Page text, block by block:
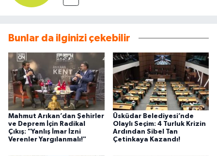
Bunlar da ilginizi çekebilir
Mahmut Arıkan’dan Şehirler
ve Deprem İçin Radikal
Çıkış: "Yanlış İmar İzni
Verenler Yargılanmalı!"
Üsküdar Belediyesi’nde
Olaylı Seçim: 4 Turluk Krizin
Ardından Sibel Tan
Çetinkaya Kazandı!